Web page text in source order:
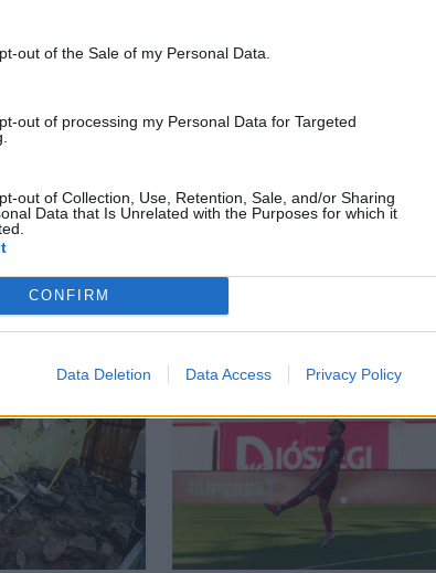
out of the Sale of my Personal Data.
out of processing my Personal Data for Targeted
out of Collection, Use, Retention, Sale, and/or Sharing
Data that Is Unrelated with the Purposes for which it
CONFIRM
Data Deletion Data Access Privacy Policy